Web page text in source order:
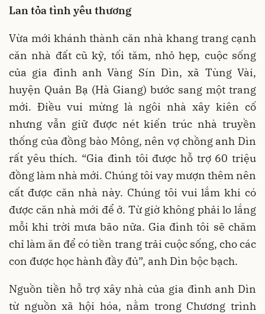
Lan tỏa tình yêu thương
Vừa mới khánh thành căn nhà khang trang cạnh
căn nhà đất cũ kỹ, tối tăm, nhỏ hẹp, cuộc sống
của gia đình anh Vàng Sín Dìn, xã Tùng Vài,
huyện Quản Bạ (Hà Giang) bước sang một trang
mới. Điều vui mừng là ngôi nhà xây kiên cố
nhưng vẫn giữ được nét kiến trúc nhà truyền
thống của đồng bào Mông, nên vợ chồng anh Dìn
rất yêu thích. “Gia đình tôi được hỗ trợ 60 triệu
đồng làm nhà mới. Chúng tôi vay mượn thêm nên
cất được căn nhà này. Chúng tôi vui lắm khi có
được căn nhà mới để ở. Từ giờ không phải lo lắng
mỗi khi trời mưa bão nữa. Gia đình tôi sẽ chăm
chỉ làm ăn để có tiền trang trải cuộc sống, cho các
con được học hành đầy đủ”, anh Dìn bộc bạch.
Nguồn tiền hỗ trợ xây nhà của gia đình anh Dìn
từ nguồn xã hội hóa, nằm trong Chương trình